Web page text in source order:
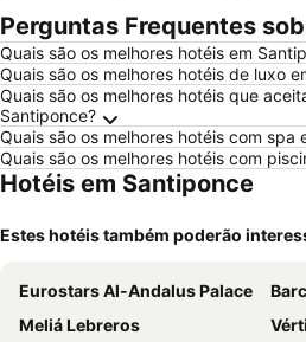
Perguntas Frequentes
Quais são os melhores hotéis em
Quais são os melhores hotéis de luxo
Quais são os melhores hotéis que
Santiponce?
Quais são os melhores hotéis com spa
Quais são os melhores hotéis com
Hotéis em Santiponce
Estes hotéis também poderão
Eurostars Al-Andalus Palace
Meliá Lebreros